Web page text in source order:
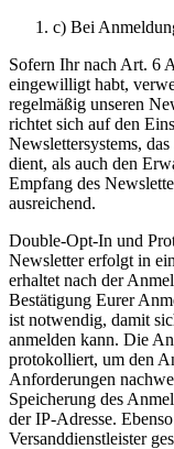
c) Bei
Sofern Ihr nach Art. 6
eingewilligt habt,
regelmäßig unseren
richtet sich auf den
Newslettersystems,
dient, als auch den
Empfang des
ausreichend.
Double-Opt-In und
Newsletter erfolgt in
erhaltet nach der
Bestätigung Eurer
ist notwendig, damit
anmelden kann. Die
protokolliert, um den
Anforderungen
Speicherung des
der IP-Adresse.
Versanddienstleister